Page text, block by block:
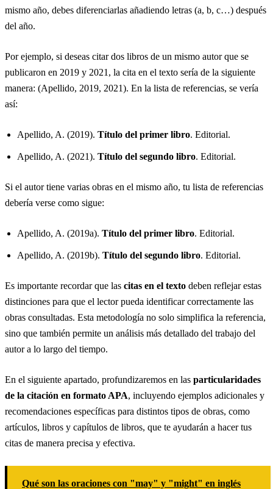
mismo año, debes diferenciarlas añadiendo letras (a, b, c…) después
del año.
Por ejemplo, si deseas citar dos libros de un mismo autor que se
publicaron en 2019 y 2021, la cita en el texto sería de la siguiente
manera: (Apellido, 2019, 2021). En la lista de referencias, se vería
así:
Apellido, A. (2019). Título del primer libro. Editorial.
Apellido, A. (2021). Título del segundo libro. Editorial.
Si el autor tiene varias obras en el mismo año, tu lista de referencias
debería verse como sigue:
Apellido, A. (2019a). Título del primer libro. Editorial.
Apellido, A. (2019b). Título del segundo libro. Editorial.
Es importante recordar que las citas en el texto deben reflejar estas
distinciones para que el lector pueda identificar correctamente las
obras consultadas. Esta metodología no solo simplifica la referencia,
sino que también permite un análisis más detallado del trabajo del
autor a lo largo del tiempo.
En el siguiente apartado, profundizaremos en las particularidades
de la citación en formato APA, incluyendo ejemplos adicionales y
recomendaciones específicas para distintos tipos de obras, como
artículos, libros y capítulos de libros, que te ayudarán a hacer tus
citas de manera precisa y efectiva.
Qué son las oraciones con "may" y "might" en inglés